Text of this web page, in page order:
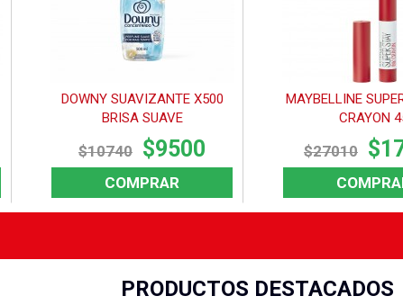
DOWNY SUAVIZANTE X500
BRISA SUAVE
$10740 $9500
COMPRAR
MAYBELLINE
CRAYON
$27010
PRODUCTOS DESTACADOS